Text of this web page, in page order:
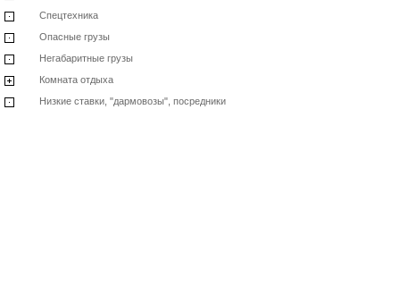
Спецтехника
Опасные грузы
Негабаритные грузы
Комната отдыха
Низкие ставки, "дармовозы", посредники